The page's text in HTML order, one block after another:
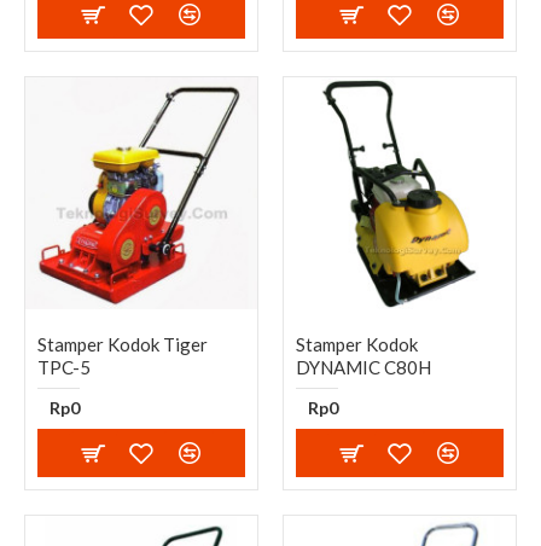
Stamper Kodok Tiger
TPC-5
Rp0
Stamper Kodok
DYNAMIC C80H
Rp0